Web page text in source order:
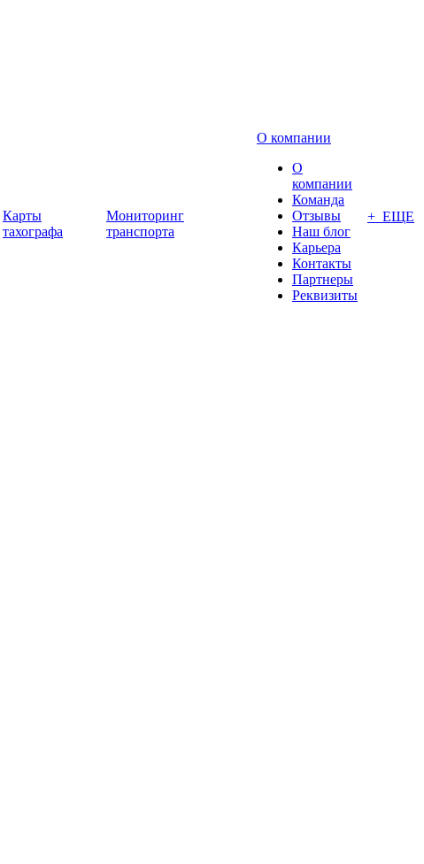
Карты
тахографа
Мониторинг
транспорта
О компании
О
компании
Команда
Отзывы
Наш блог
Карьера
Контакты
Партнеры
Реквизиты
+ ЕЩЕ